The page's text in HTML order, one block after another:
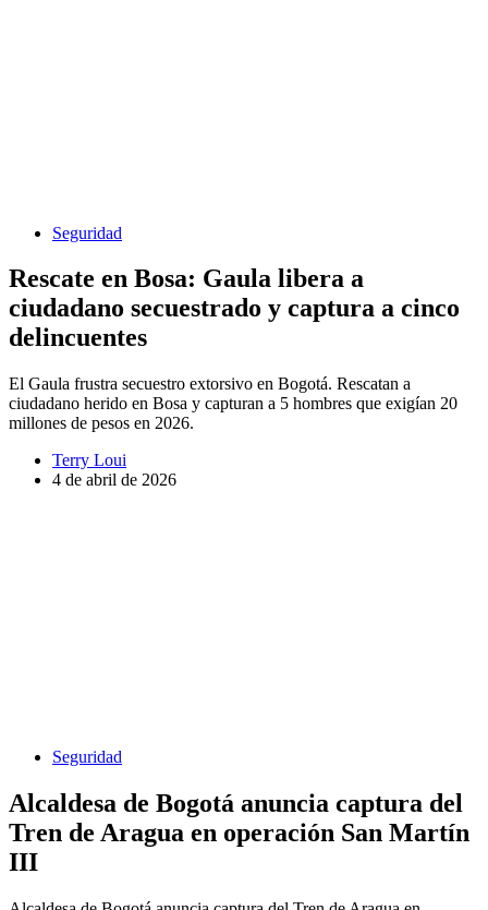
Seguridad
Rescate en Bosa: Gaula libera a
ciudadano secuestrado y captura a cinco
delincuentes
El Gaula frustra secuestro extorsivo en Bogotá. Rescatan a
ciudadano herido en Bosa y capturan a 5 hombres que exigían 20
millones de pesos en 2026.
Terry Loui
4 de abril de 2026
Seguridad
Alcaldesa de Bogotá anuncia captura del
Tren de Aragua en operación San Martín
III